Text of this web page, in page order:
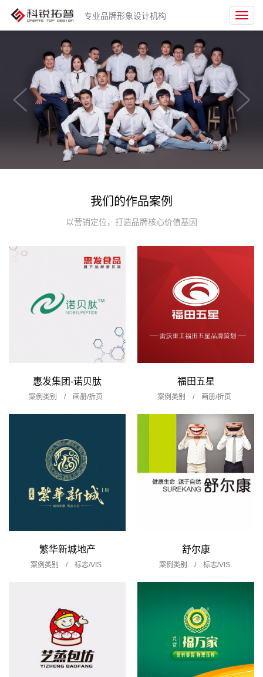
专业品牌形象设计机构
我们的作品案例
以营销定位，打造品牌核心价值基因
惠发集团-诺贝肽
案例类别 / 画册/折页
福田五星
案例类别 / 画册/折页
繁华新城地产
案例类别 / 标志/VIS
舒尔康
案例类别 / 标志/VIS